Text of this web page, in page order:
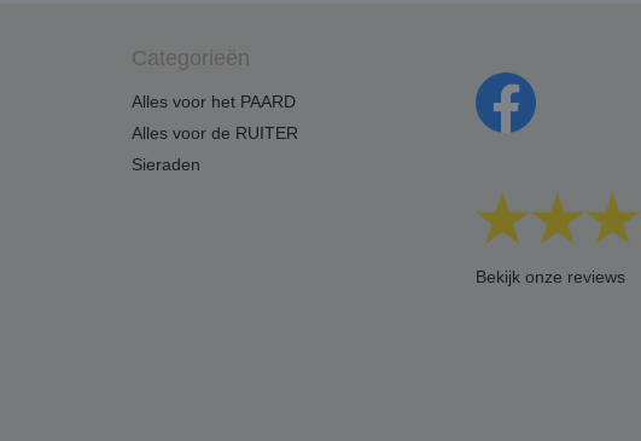
Categorieën
Alles voor het PAARD
Alles voor de RUITER
Sieraden
Bekijk onze reviews